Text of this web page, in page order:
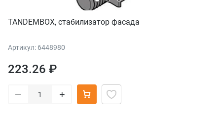
TANDEMBOX, стабилизатор фасада
Артикул: 6448980
223.26 ₽
– +